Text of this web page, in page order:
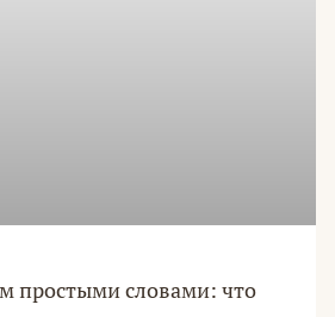
простыми словами: что